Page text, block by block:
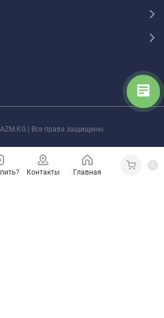
| Все права защищены
Контакты Главная Кабинет
0